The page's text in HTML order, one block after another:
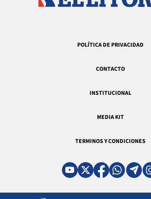
POLÍTICA DE PRIVACIDAD
CONTACTO
INSTITUCIONAL
MEDIA KIT
TERMINOS Y CONDICIONES